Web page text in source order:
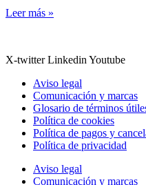
Leer más »
X-twitter Linkedin Youtube
Aviso legal
Comunicación y marcas
Glosario de términos
Política de cookies
Política de pagos y
Política de privacidad
Aviso legal
Comunicación y marcas